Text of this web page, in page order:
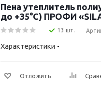
Пена утеплитель
до +35°C) ПРОФИ
13 шт.
Характеристики
Отложить